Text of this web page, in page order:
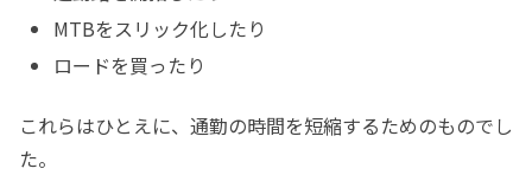
MTBをスリック化したり
ロードを買ったり
これらはひとえに、通勤の時間を短縮するためのものでし
た。